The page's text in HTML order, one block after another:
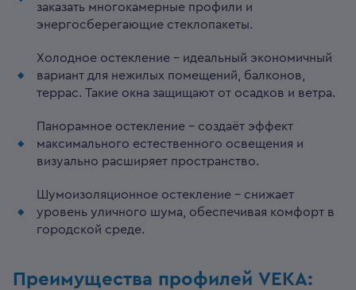
заказать многокамерные профили и
энергосберегающие стеклопакеты.
Холодное остекление – идеальный экономичный
вариант для нежилых помещений, балконов,
террас. Такие окна защищают от осадков и ветра.
Панорамное остекление – создаёт эффект
максимального естественного освещения и
визуально расширяет пространство.
Шумоизоляционное остекление – снижает
уровень уличного шума, обеспечивая комфорт в
городской среде.
Преимущества профилей VEKA: